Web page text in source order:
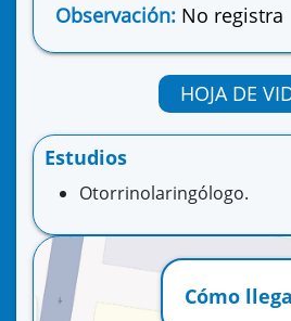
Observación: No registra
HOJA DE
Estudios
Otorrinolaringólogo.
Cómo